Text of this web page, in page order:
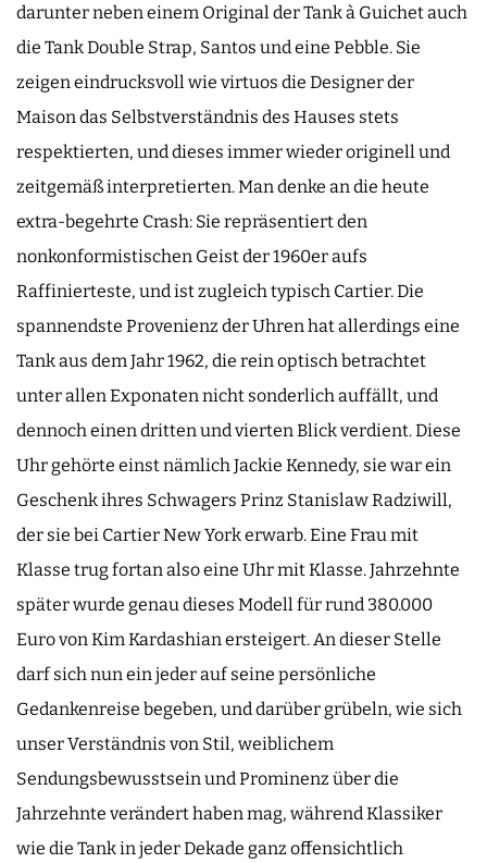
darunter neben einem Original der Tank à Guichet auch
die Tank Double Strap, Santos und eine Pebble. Sie
zeigen eindrucksvoll wie virtuos die Designer der
Maison das Selbstverständnis des Hauses stets
respektierten, und dieses immer wieder originell und
zeitgemäß interpretierten. Man denke an die heute
extra-begehrte Crash: Sie repräsentiert den
nonkonformistischen Geist der 1960er aufs
Raffinierteste, und ist zugleich typisch Cartier. Die
spannendste Provenienz der Uhren hat allerdings eine
Tank aus dem Jahr 1962, die rein optisch betrachtet
unter allen Exponaten nicht sonderlich auffällt, und
dennoch einen dritten und vierten Blick verdient. Diese
Uhr gehörte einst nämlich Jackie Kennedy, sie war ein
Geschenk ihres Schwagers Prinz Stanislaw Radziwill,
der sie bei Cartier New York erwarb. Eine Frau mit
Klasse trug fortan also eine Uhr mit Klasse. Jahrzehnte
später wurde genau dieses Modell für rund 380.000
Euro von Kim Kardashian ersteigert. An dieser Stelle
darf sich nun ein jeder auf seine persönliche
Gedankenreise begeben, und darüber grübeln, wie sich
unser Verständnis von Stil, weiblichem
Sendungsbewusstsein und Prominenz über die
Jahrzehnte verändert haben mag, während Klassiker
wie die Tank in jeder Dekade ganz offensichtlich